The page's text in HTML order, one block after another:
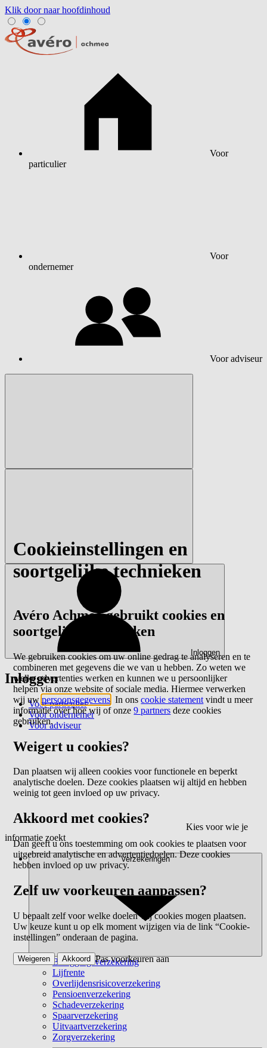
Klik door naar hoofdinhoud
Voor
particulier
Voor
ondernemer
Voor adviseur
Inloggen
Inloggen
Voor particulier
Voor ondernemer
Voor adviseur
Kies voor wie je
informatie zoekt
Verzekeringen
Beleggingsverzekering
Lijfrente
Overlijdensrisicoverzekering
Pensioenverzekering
Schadeverzekering
Spaarverzekering
Uitvaartverzekering
Zorgverzekering
Cookieinstellingen en
soortgelijke technieken
Avéro Achmea gebruikt cookies en
soortgelijke technieken
We gebruiken cookies om uw online gedrag te analyseren en te
combineren met gegevens die we van u hebben. Zo weten we
welke advertenties werken en kunnen we u persoonlijker
helpen via onze website of sociale media. Hiermee verwerken
wij uwpersoonsgegevens . In onscookie statement vindt u meer
informatie over hoe wij of onze9 partners deze cookies
gebruiken.
Weigert u cookies?
Dan plaatsen wij alleen cookies voor functionele en beperkt
analytische doelen. Deze cookies plaatsen wij altijd en hebben
weinig tot geen invloed op uw privacy.
Akkoord met cookies?
Dan geeft u ons toestemming om ook cookies te plaatsen voor
uitgebreid analytische en advertentiedoelen. Deze cookies
hebben invloed op uw privacy.
Zelf uw voorkeuren aanpassen?
U bepaalt zelf voor welke doelen wij cookies mogen plaatsen.
Uw keuze kunt u op elk moment wijzigen via de link “Cookie-
instellingen” onderaan de pagina.
Pas voorkeuren aan
Weigeren Akkoord